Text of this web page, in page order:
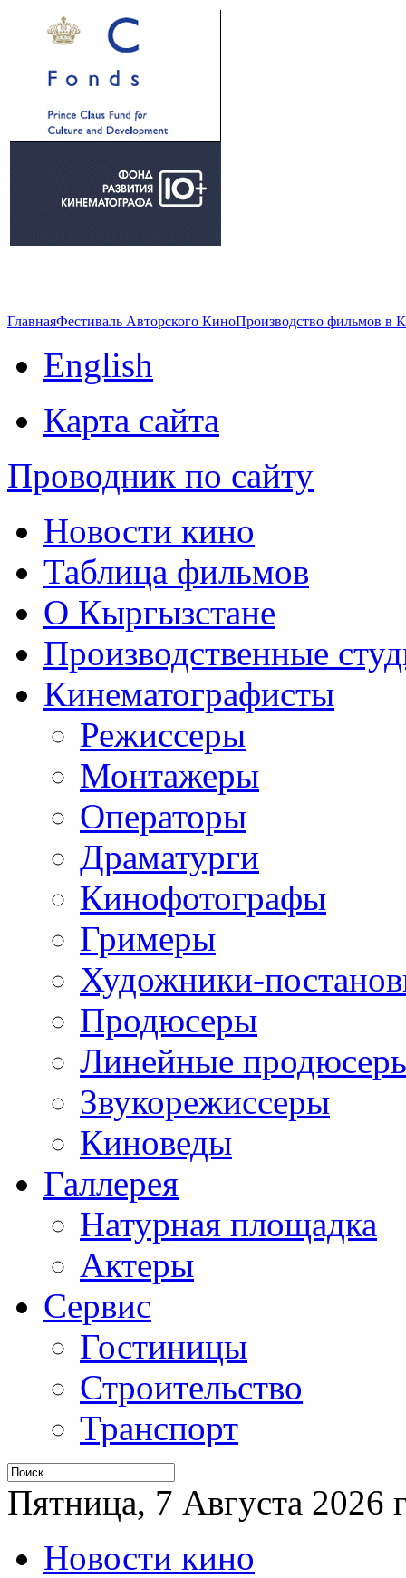
ГлавнаяФестиваль Авторского КиноПроизводство фильмов в
English
Карта сайта
Проводник по сайту
Новости кино
Таблица фильмов
О Кыргызстане
Производственные
Кинематографисты
Режиссеры
Монтажеры
Операторы
Драматурги
Кинофотографы
Гримеры
Художники-
Продюсеры
Линейные
Звукорежиссеры
Киноведы
Галлерея
Натурная площадка
Актеры
Сервис
Гостиницы
Строительство
Транспорт
Пятница, 7 Августа 2026
Новости кино